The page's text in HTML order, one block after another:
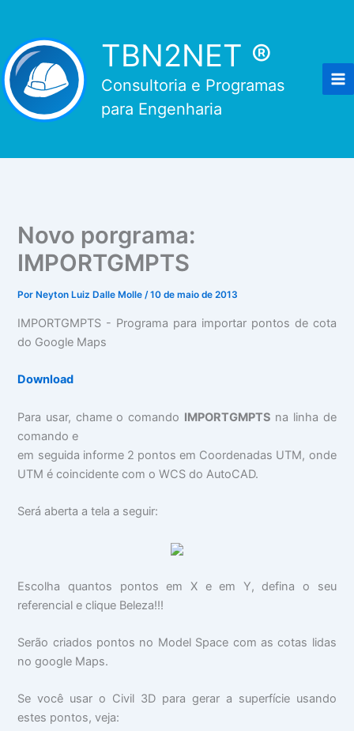
conteúdo
TBN2NET ®
Consultoria e Programas
para Engenharia
Novo porgrama:
IMPORTGMPTS
Por Neyton Luiz Dalle Molle/10 de maio de 2013
IMPORTGMPTS - Programa para importar pontos de cota
do Google Maps
Download
Para usar, chame o comando IMPORTGMPTS na linha de
comando e
em seguida informe 2 pontos em Coordenadas UTM, onde
UTM é coincidente com o WCS do AutoCAD.
Será aberta a tela a seguir:
Escolha quantos pontos em X e em Y, defina o seu
referencial e clique Beleza!!!
Serão criados pontos no Model Space com as cotas lidas
no google Maps.
Se você usar o Civil 3D para gerar a superfície usando
estes pontos, veja: